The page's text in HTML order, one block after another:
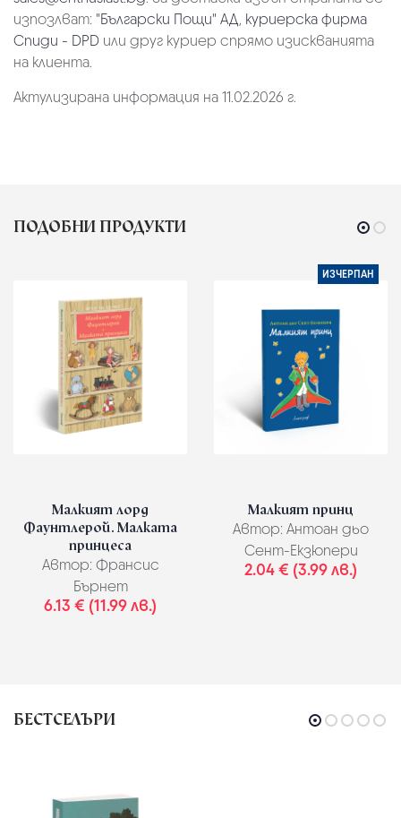
изпозлват: "Български Пощи" АД, куриерска фирма
Спиди - DPD или друг куриер спрямо изискванията
на клиента.
Актулизирана информация на 11.02.2026 г.
ПОДОБНИ ПРОДУКТИ
Малкият лорд
Фаунтлерой. Малката
принцеса
Автор: Франсис
Бърнет
6.13 € (11.99 лв.)
ИЗЧЕРПАН
Малкият принц
Автор: Антоан дьо
Сент-Екзюпери
2.04 € (3.99 лв.)
БЕСТСЕЛЪРИ